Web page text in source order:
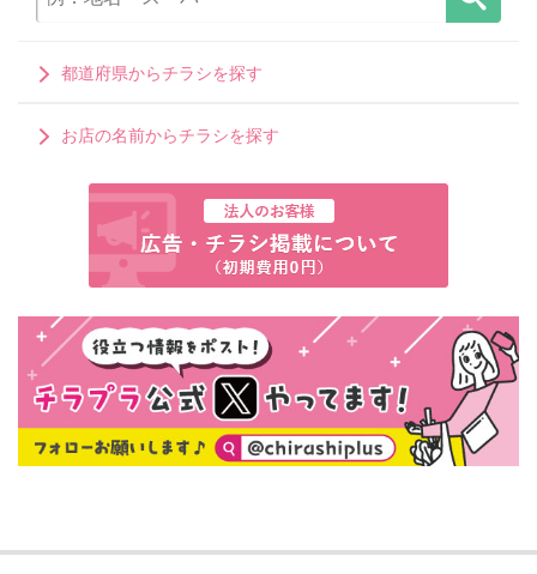
都道府県からチラシを探す
お店の名前からチラシを探す